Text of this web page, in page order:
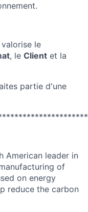
le
, le Client et la
partie d'une
American leader in
of
on energy
reduce the carbon